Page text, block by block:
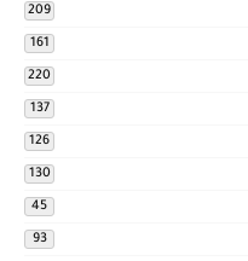
209
161
220
137
126
130
45
93